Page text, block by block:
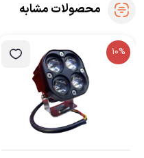
محصولات مشابه
10%